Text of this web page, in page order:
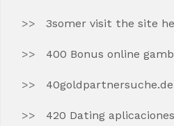
3somer visit the site
400 Bonus online
420 Dating